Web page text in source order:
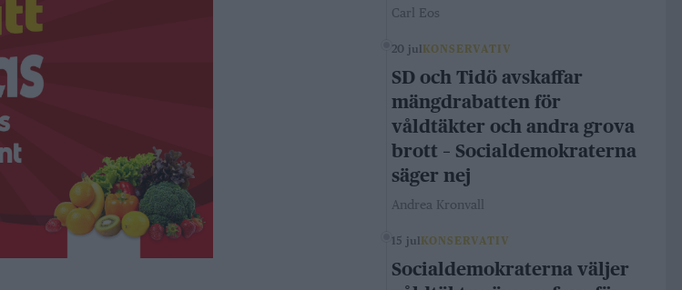
Carl Eos
20 jul KONSERVATIV
SD och Tidö avskaffar
mängdrabatten för
våldtäkter och andra grova
brott – Socialdemokraterna
säger nej
Andrea Kronvall
15 jul KONSERVATIV
Socialdemokraterna väljer